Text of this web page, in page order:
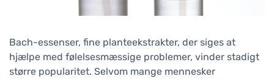
Bach-essenser, fine planteekstrakter, der siges at
hjælpe med følelsesmæssige problemer, vinder stadigt
større popularitet. Selvom mange mennesker